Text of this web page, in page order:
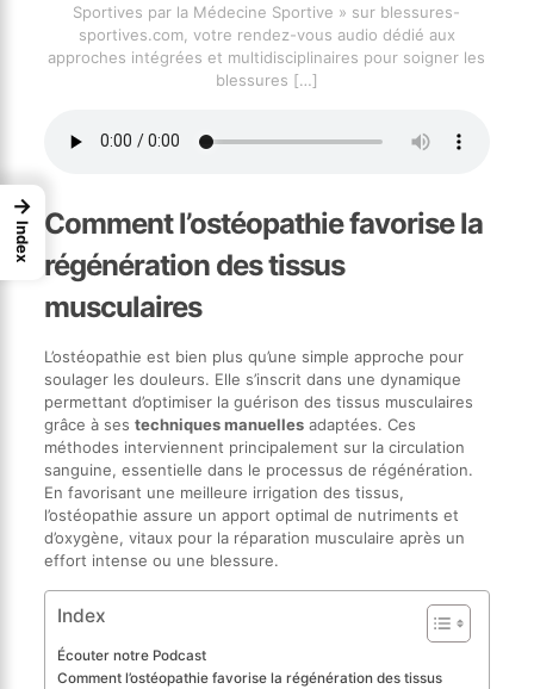
Sportives par la Médecine Sportive » sur blessures-
sportives.com, votre rendez-vous audio dédié aux
approches intégrées et multidisciplinaires pour soigner les
blessures […]
Comment l’ostéopathie favorise la
régénération des tissus
musculaires
L’ostéopathie est bien plus qu’une simple approche pour
soulager les douleurs. Elle s’inscrit dans une dynamique
permettant d’optimiser la guérison des tissus musculaires
grâce à ses techniques manuellesadaptées. Ces
méthodes interviennent principalement sur la circulation
sanguine, essentielle dans le processus de régénération.
En favorisant une meilleure irrigation des tissus,
l’ostéopathie assure un apport optimal de nutriments et
d’oxygène, vitaux pour la réparation musculaire après un
effort intense ou une blessure.
Index
Écouter notre Podcast
Comment l’ostéopathie favorise la régénération des tissus
→
Index